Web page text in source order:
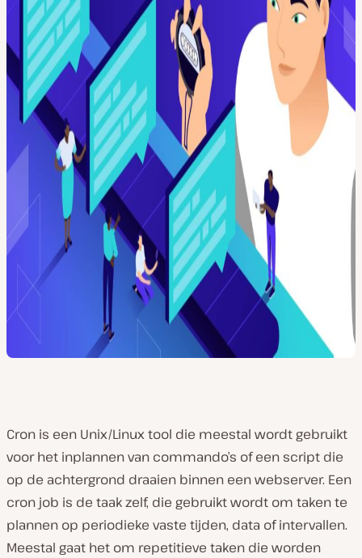
Cron is een Unix/Linux tool die meestal wordt gebruikt
voor het inplannen van commando’s of een script die
op de achtergrond draaien binnen een webserver. Een
cron job is de taak zelf, die gebruikt wordt om taken te
plannen op periodieke vaste tijden, data of intervallen.
Meestal gaat het om repetitieve taken die worden